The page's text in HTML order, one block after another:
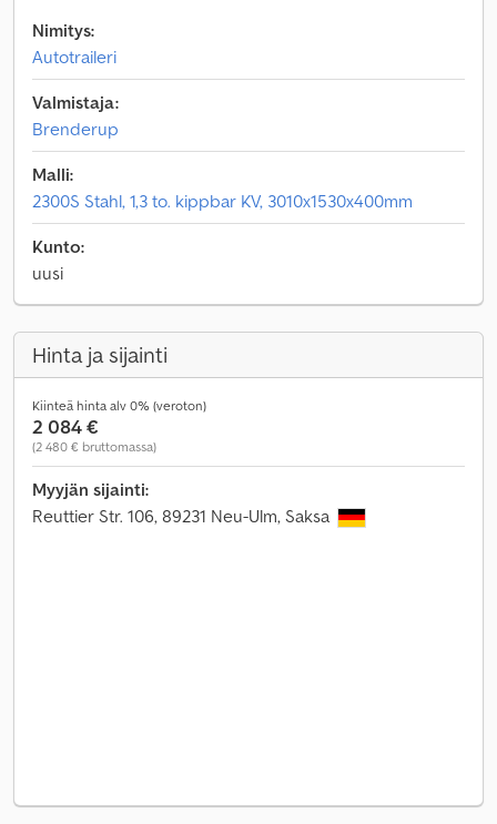
Nimitys:
Autotraileri
Valmistaja:
Brenderup
Malli:
2300S Stahl, 1,3 to. kippbar KV, 3010x1530x400mm
Kunto:
uusi
Hinta ja sijainti
Kiinteä hinta alv 0% (veroton)
2 084 €
(2 480 € bruttomassa)
Myyjän sijainti:
Reuttier Str. 106, 89231 Neu-Ulm, Saksa